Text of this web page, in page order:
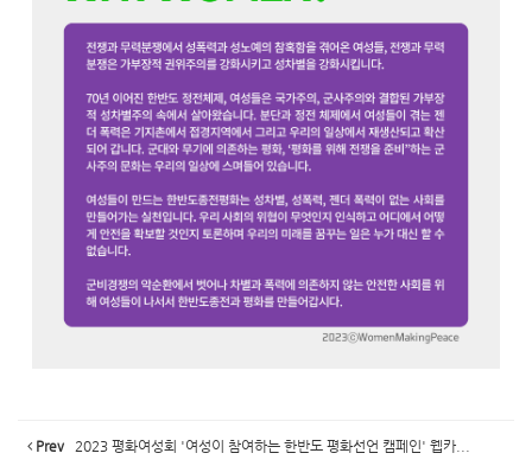
Prev 2023 평화여성회 '여성이 참여하는 한반도 평화선언 캠페인' 웹카...